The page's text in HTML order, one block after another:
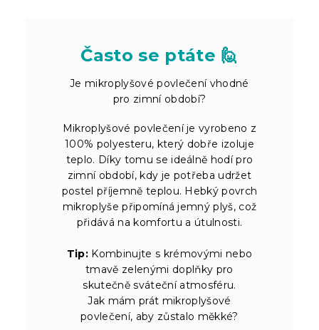
Často se ptáte 🙋
Je mikroplyšové povlečení vhodné
pro zimní období?
Mikroplyšové povlečení je vyrobeno z
100% polyesteru, který dobře izoluje
teplo. Díky tomu se ideálně hodí pro
zimní období, kdy je potřeba udržet
postel příjemně teplou. Hebký povrch
mikroplyše připomíná jemný plyš, což
přidává na komfortu a útulnosti.
Tip: Kombinujte s krémovými nebo
tmavě zelenými doplňky pro
skutečně sváteční atmosféru.
Jak mám prát mikroplyšové
povlečení, aby zůstalo měkké?